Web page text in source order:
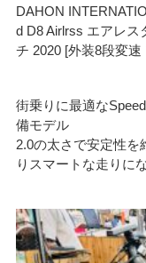
DAHON
d D8 Airlrss エアレス
チ 2020 [外装8段変
街乗りに最適な
備モデル
2.0の太さで安定性を
りスマートな走りに